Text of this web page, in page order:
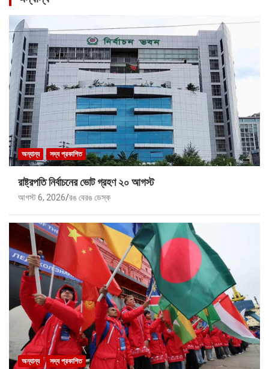
অন্যান্য সদ্য প্রকাশিত
রাষ্ট্রপতি নির্বাচনের ভোট গ্রহণ ২০ আগস্ট
আগস্ট 6, 2026 রঙ বেরঙ ডেস্ক
অন্যান্য সদ্য প্রকাশিত